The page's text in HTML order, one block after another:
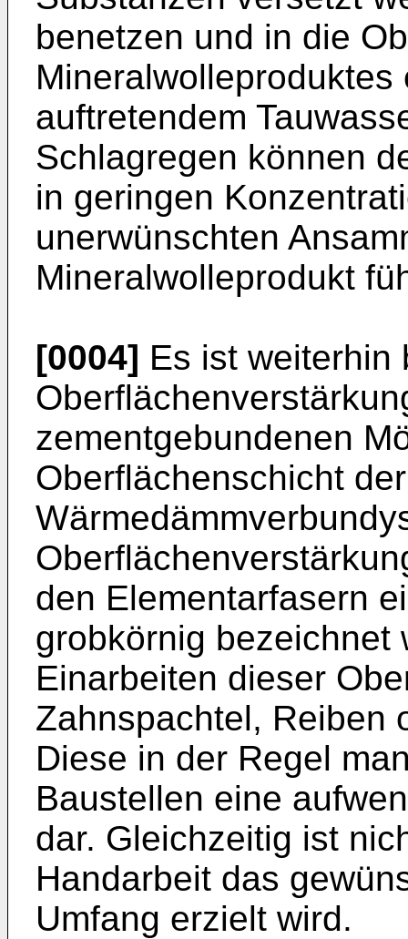
benetzen und in die
auftretendem
Schlagregen können
in geringen
unerwünschten
Mineralwolleprodukt
[0004] Es ist weiterhin
zementgebundenen
Oberflächenschicht
den Elementarfasern
grobkörnig bezeichnet
Einarbeiten dieser
Zahnspachtel, Reiben
Diese in der Regel
Baustellen eine
dar. Gleichzeitig ist
Handarbeit das
Umfang erzielt wird.